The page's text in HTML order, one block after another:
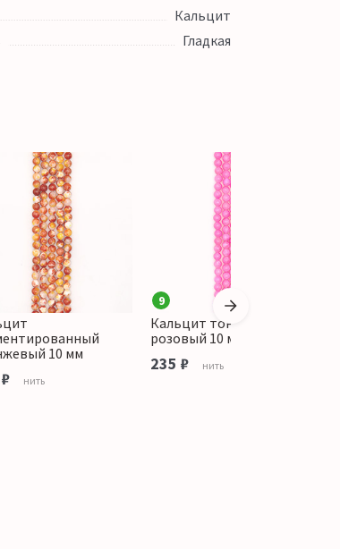
Кальцит
Гладкая
10 мм
нить
9
Кальцит тонированный
розовый 10 мм
235 ₽ нить